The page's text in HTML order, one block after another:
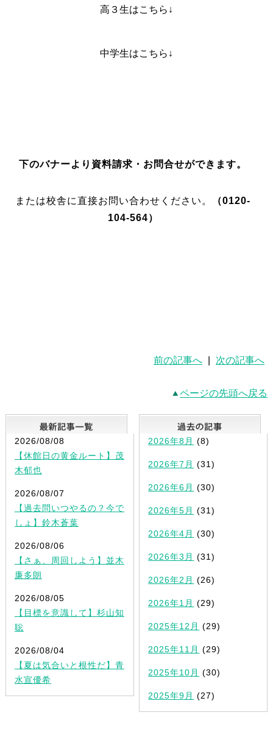
高３生はこちら↓
中学生はこちら↓
下のバナーより資料請求・お問合せができます。
または校舎に直接お問い合わせください。
（0120-
104-564）
前の記事へ 次の記事へ
ページの先頭へ戻る
最新記事一覧
2026/08/08
【休館日の黄金ルート】茂
木郁也
2026/08/07
【過去問いつやるの？今で
しょ】鈴木蒼葉
2026/08/06
【さぁ、周回しよう】並木
廉多朗
2026/08/05
【目標を意識して】杉山知
聡
2026/08/04
【夏は気合いと根性だ】青
水宣優希
2026年8月 (8)
2026年7月 (31)
2026年6月 (30)
2026年5月 (31)
2026年4月 (30)
2026年3月 (31)
2026年2月 (26)
2026年1月 (29)
2025年12月 (29)
2025年11月 (29)
2025年10月 (30)
2025年9月 (27)